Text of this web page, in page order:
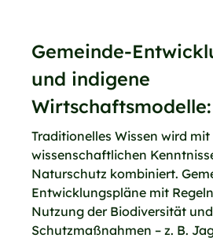
Gemeinde-
und indigene
Wirtschaftsmodelle:
Traditionelles Wissen wird mit
wissenschaftlichen
Naturschutz kombiniert.
Entwicklungspläne mit
Nutzung der Biodiversität
Schutzmaßnahmen – z. B.